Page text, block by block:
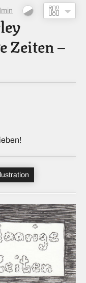
Zeiten –